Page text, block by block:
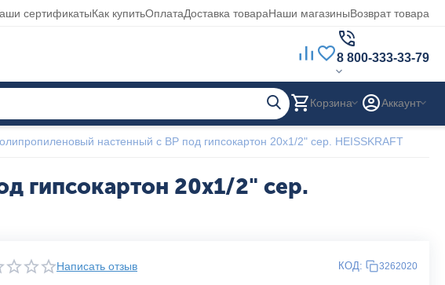
сертификатыКак купитьОплатаДоставка товараНаши магазиныВозврат товара
8 800-333-33-79
Корзина Аккаунт
настенный с ВР под гипсокартон 20х1/2" сер. HEISSKRAFT
гипсокартон 20х1/2" сер.
Написать отзыв КОД: 3262020